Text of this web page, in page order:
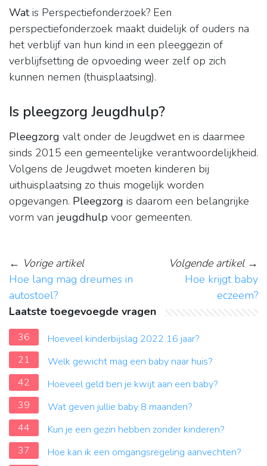
Watis Perspectiefonderzoek? Een
perspectiefonderzoek maakt duidelijk of ouders na
het verblijf van hun kind in een pleeggezin of
verblijfsetting de opvoeding weer zelf op zich
kunnen nemen (thuisplaatsing).
Is pleegzorg Jeugdhulp?
Pleegzorg valt onder de Jeugdwet en is daarmee
sinds 2015 een gemeentelijke verantwoordelijkheid.
Volgens de Jeugdwet moeten kinderen bij
uithuisplaatsing zo thuis mogelijk worden
opgevangen. Pleegzorg is daarom een belangrijke
vorm van jeugdhulp voor gemeenten.
← Vorige artikel
Hoe lang mag dreumes in
autostoel?
Volgende artikel→
Hoe krijgt baby
eczeem?
Laatste toegevoegde vragen
36
Hoeveel kinderbijslag 2022 16 jaar?
21
Welk gewicht mag een baby naar huis?
42
Hoeveel geld ben je kwijt aan een baby?
39
Wat geven jullie baby 8 maanden?
44
Kun je een gezin hebben zonder kinderen?
37
Hoe kan ik een omgangsregeling aanvechten?